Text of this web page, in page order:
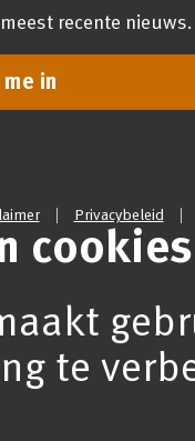
recente nieuws.
in
Privacybeleid
cookies
te